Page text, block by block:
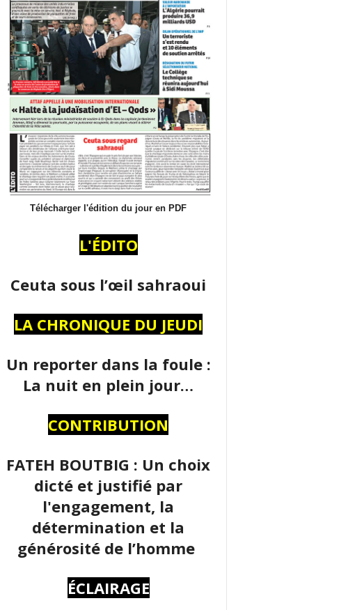
Télécharger l'édition du jour en PDF
L'ÉDITO
Ceuta sous l’œil sahraoui
LA CHRONIQUE DU JEUDI
Un reporter dans la foule :
La nuit en plein jour…
CONTRIBUTION
FATEH BOUTBIG : Un choix
dicté et justifié par
l'engagement, la
détermination et la
générosité de l’homme
ÉCLAIRAGE